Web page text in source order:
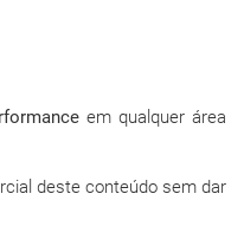
em qualquer área
deste conteúdo sem dar